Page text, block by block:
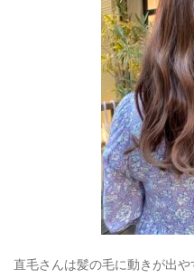
直毛さんは髪の毛に動きが出や